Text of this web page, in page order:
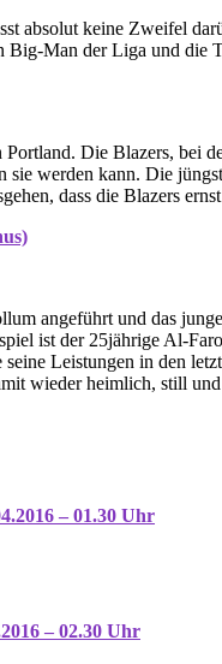
absolut keine Zweifel
Big-Man der Liga und
Die Blazers, bei
sie werden kann. Die
dass die Blazers
angeführt und das
ist der 25jährige Al-
Leistungen in den
wieder heimlich, still
– 01.30 Uhr
– 02.30 Uhr